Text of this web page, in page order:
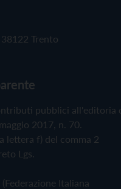
Trento
pubblici all'editoria
2017, n. 70.
lettera f) del comma 2
Lgs.
Italiana